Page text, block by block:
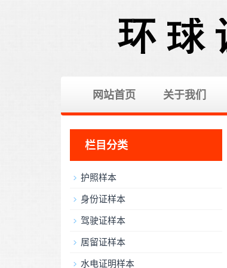
网站首页 关于我们
栏目分类
护照样本
身份证样本
驾驶证样本
居留证样本
水电证明样本